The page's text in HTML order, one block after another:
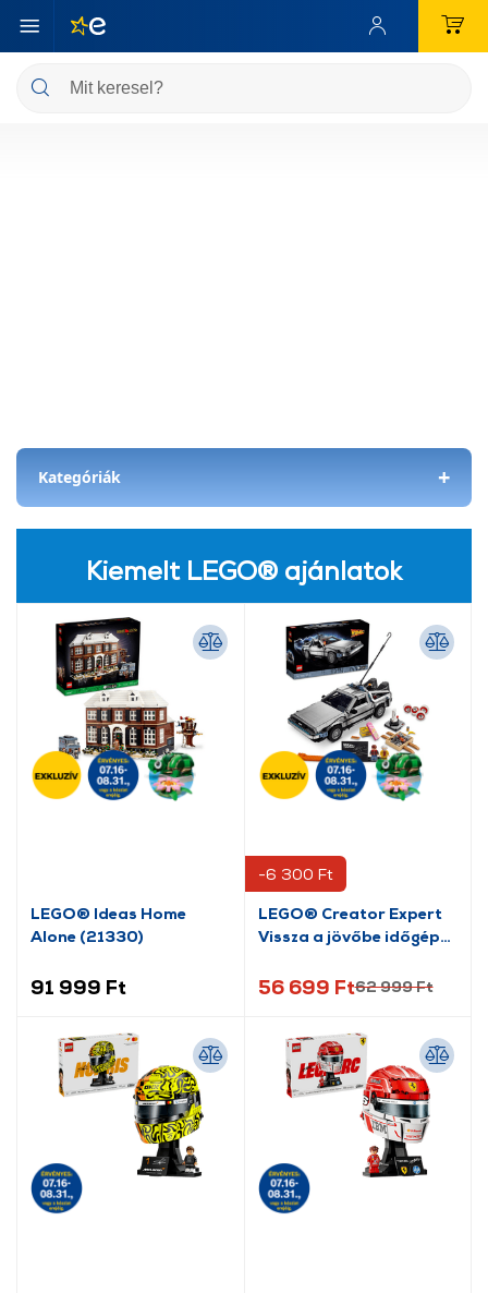
Kategóriák +
Kiemelt LEGO® ajánlatok
LEGO® Ideas Home
Alone (21330)
91 999 Ft
-6 300 Ft
LEGO® Creator Expert
Vissza a jövőbe időgép
56 699 Ft62 999 Ft